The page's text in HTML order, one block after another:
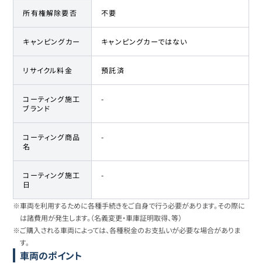
所有権解除要否 不要
キャンピングカー キャンピングカーではない
リサイクル料金 預託済
コーティング施工
ブランド
-
コーティング商品
名
-
コーティング施工
日
-
※車両を利用するために各種手続きをご自身で行う必要があります。その際に
は諸費用が発生します。（名義変更・車庫証明取得、等）
※ご購入される車両によっては、各種税金のお支払いが必要な場合がありま
す。
車両のポイント